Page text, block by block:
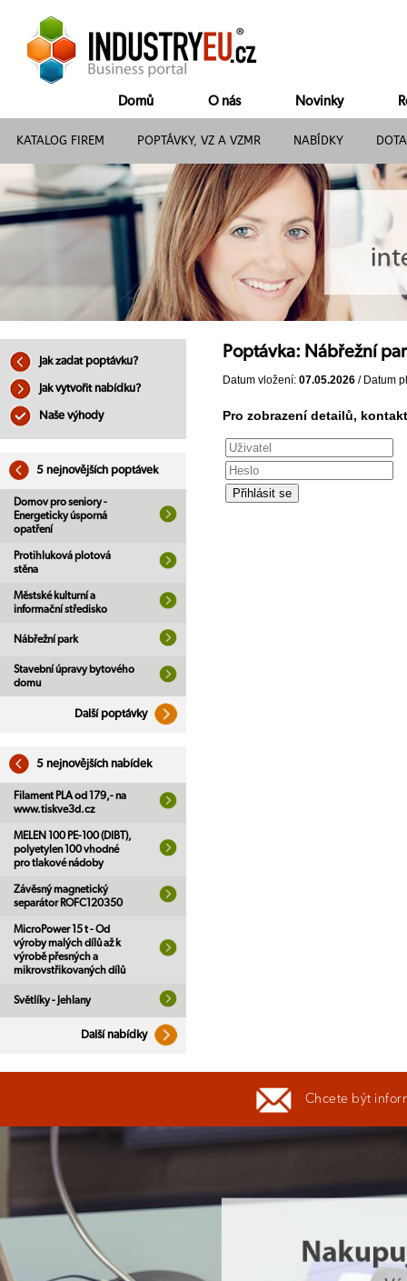
Domů O nás Novinky
KATALOG FIREM POPTÁVKY, VZ A VZMR NABÍDKY
Jak zadat poptávku?
Jak vytvořit nabídku?
Naše výhody
5 nejnovějších poptávek
Domov pro seniory -
Energeticky úsporná
opatření
Protihluková plotová
stěna
Městské kulturní a
informační středisko
Nábřežní park
Stavební úpravy bytového
domu
Další poptávky
5 nejnovějších nabídek
Filament PLA od 179,- na
www.tiskve3d.cz
MELEN 100 PE-100 (DIBT),
polyetylen 100 vhodné
pro tlakové nádoby
Závěsný magnetický
separátor ROFC120350
MicroPower 15 t - Od
výroby malých dílů až k
výrobě přesných a
mikrovstřikovaných dílů
Světlíky - Jehlany
Další nabídky
Poptávka: Nábřežní
Datum vložení: 07.05.2026 / Datum
Pro zobrazení detailů,
Chcete být